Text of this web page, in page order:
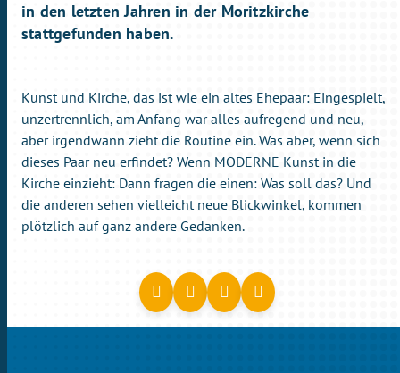
in den letzten Jahren in der Moritzkirche
stattgefunden haben.
Kunst und Kirche, das ist wie ein altes Ehepaar: Eingespielt,
unzertrennlich, am Anfang war alles aufregend und neu,
aber irgendwann zieht die Routine ein. Was aber, wenn sich
dieses Paar neu erfindet? Wenn MODERNE Kunst in die
Kirche einzieht: Dann fragen die einen: Was soll das? Und
die anderen sehen vielleicht neue Blickwinkel, kommen
plötzlich auf ganz andere Gedanken.